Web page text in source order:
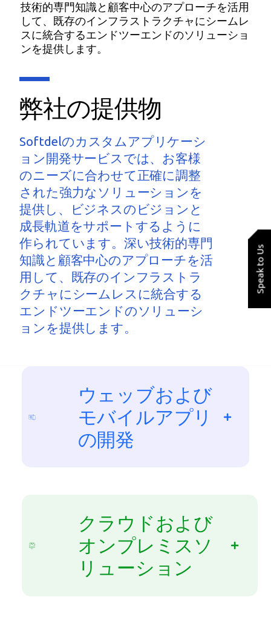
技術的専門知識と顧客中心のアプローチを活用
して、既存のインフラストラクチャにシームレ
スに統合するエンドツーエンドのソリューショ
ンを提供します。
弊社の提供物
Softdelのカスタムアプリケーシ
ョン開発サービスでは、お客様
のニーズに合わせて正確に調整
された強力なソリューションを
提供し、ビジネスのビジョンと
成長軌道をサポートするように
作られています。深い技術的専門
知識と顧客中心のアプローチを活
用して、既存のインフラストラ
クチャにシームレスに統合する
エンドツーエンドのソリューシ
ョンを提供します。
Speak to Us
ウェッブおよび
モバイルアプリ
の開発
クラウドおよび
オンプレミスソ
リューション